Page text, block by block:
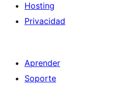
Hosting
Privacidad
Aprender
Soporte